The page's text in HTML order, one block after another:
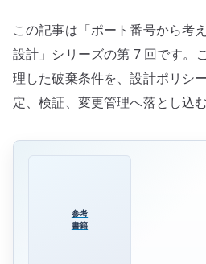
この記事は「ポート番号から考
設計」シリーズの第 7 回です。
理した破棄条件を、設計ポリシ
定、検証、変更管理へ落とし込
参考
書籍